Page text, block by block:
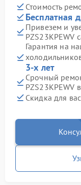
Стоимость
Бесплатная
Привезем и
PZS23KPEWV
Гарантия на
3-х лет
Срочный
PZS23KPEWV
Скидка для